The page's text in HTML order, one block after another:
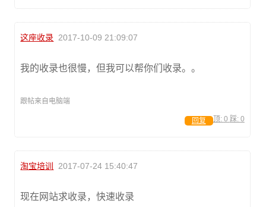
这座收录 2017-10-09 21:09:07
我的收录也很慢，但我可以帮你们收录。。
跟帖来自电脑端
顶: 0 踩: 0
回复
淘宝培训 2017-07-24 15:40:47
现在网站求收录，快速收录